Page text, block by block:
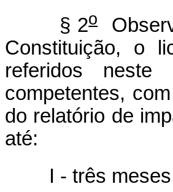
§ 2o
Constituição, o
referidos
competentes,
do relatório de
até:
I - três meses,